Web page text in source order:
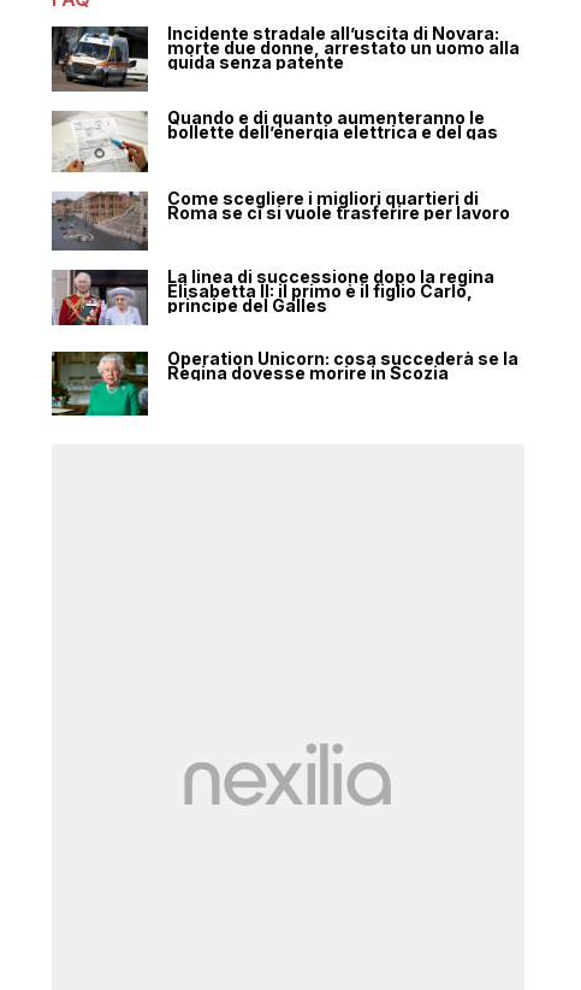
Incidente stradale all’uscita di Novara:
morte due donne, arrestato un uomo alla
guida senza patente
Quando e di quanto aumenteranno le
bollette dell’energia elettrica e del gas
Come scegliere i migliori quartieri di
Roma se ci si vuole trasferire per lavoro
La linea di successione dopo la regina
Elisabetta II: il primo è il figlio Carlo,
principe del Galles
Operation Unicorn: cosa succederà se la
Regina dovesse morire in Scozia